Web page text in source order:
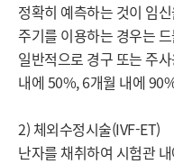
정확히 예측하는 것이 임
주기를 이용하는 경우는
일반적으로 경구 또는 주
내에 50%, 6개월 내에
2) 체외수정시술(IVF-ET)
난자를 채취하여 시험관